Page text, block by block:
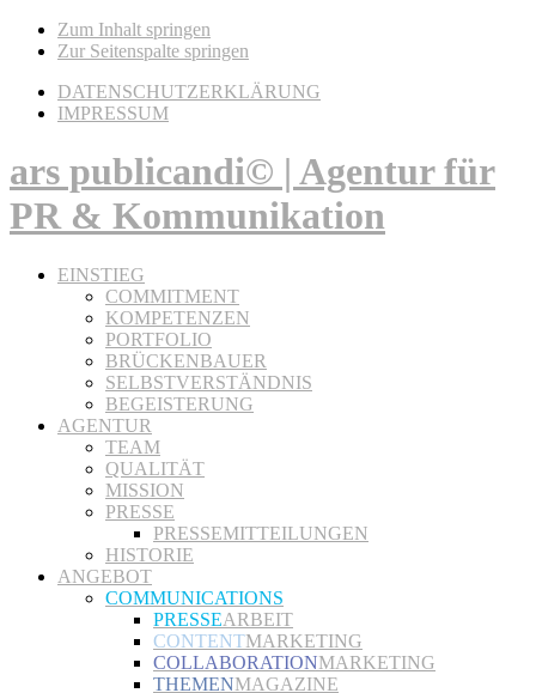
Zum Inhalt springen
Zur Seitenspalte springen
DATENSCHUTZERKLÄRUNG
IMPRESSUM
ars publicandi© | Agentur für
PR & Kommunikation
EINSTIEG
COMMITMENT
KOMPETENZEN
PORTFOLIO
BRÜCKENBAUER
SELBSTVERSTÄNDNIS
BEGEISTERUNG
AGENTUR
TEAM
QUALITÄT
MISSION
PRESSE
PRESSEMITTEILUNGEN
HISTORIE
ANGEBOT
COMMUNICATIONS
PRESSEARBEIT
CONTENTMARKETING
COLLABORATIONMARKETING
THEMENMAGAZINE